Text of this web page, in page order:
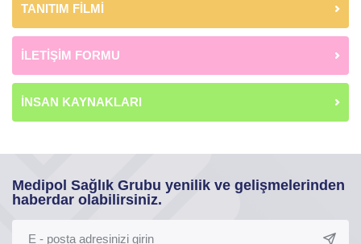
TANITIM FİLMİ
İLETİŞİM FORMU
İNSAN KAYNAKLARI
Medipol Sağlık Grubu yenilik ve gelişmelerinden
haberdar olabilirsiniz.